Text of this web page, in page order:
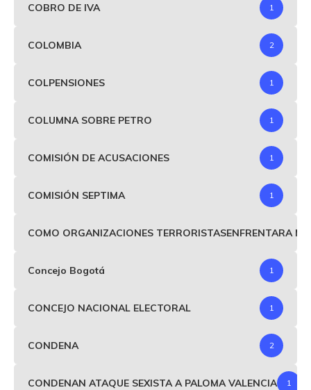
COBRO DE IVA 1
COLOMBIA 2
COLPENSIONES 1
COLUMNA SOBRE PETRO 1
COMISIÓN DE ACUSACIONES 1
COMISIÓN SEPTIMA 1
COMO ORGANIZACIONES TERRORISTASENFRENTARA
Concejo Bogotá 1
CONCEJO NACIONAL ELECTORAL 1
CONDENA 2
CONDENAN ATAQUE SEXISTA A PALOMA VALENCIA 1